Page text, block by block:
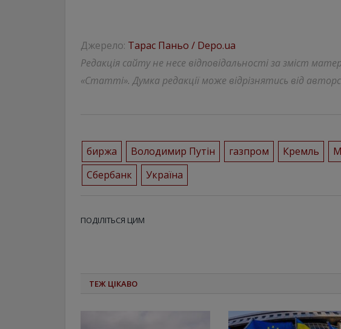
Джерело: Тарас Паньо / Depo.ua
Редакція сайту не несе відповідальності за зміст
«Статті». Думка редакції може відрізнятись від
биржа Володимир Путін газпром Кремль
Сбербанк
Україна
ПОДІЛІТЬСЯ ЦИМ
ТЕЖ ЦІКАВО